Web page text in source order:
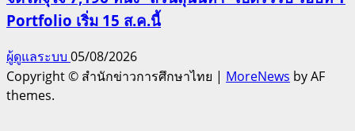
Portfolio เริ่ม 15 ส.ค.นี้
ผู้ดูแลระบบ 05/08/2026
Copyright © สำนักข่าวการศึกษาไทย | MoreNews by AF
themes.